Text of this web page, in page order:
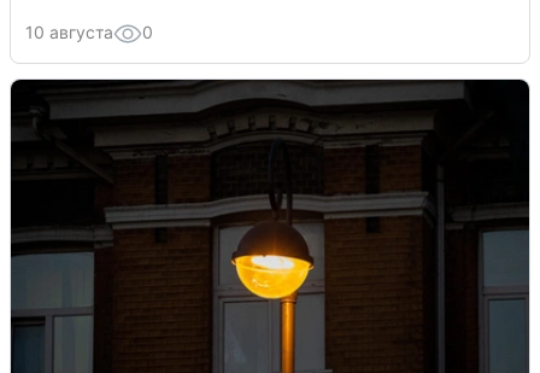
10 августа 0